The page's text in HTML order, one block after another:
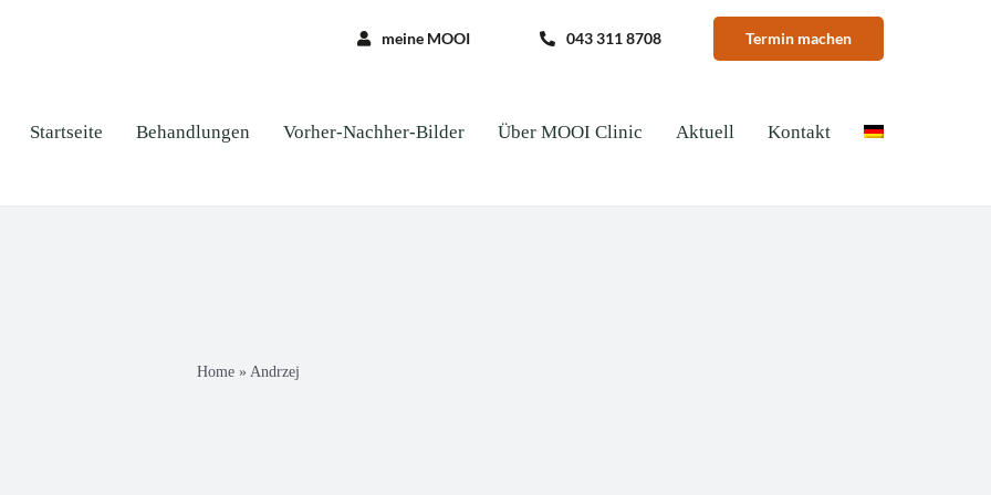
meine MOOI 043 311 8708 Termin machen
Startseite Behandlungen Vorher-Nachher-Bilder Über MOOI Clinic Aktuell Kontakt
Home» Andrzej